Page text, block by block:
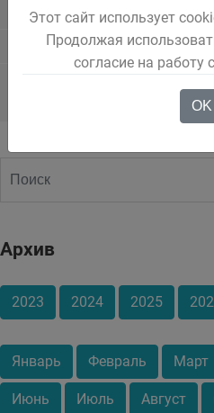
моногородов"
Имущественная поддержка
Архив
2023 2024 2025
Январь Февраль Март
Июнь Июль Август
Этот сайт использует
Продолжая
согласие на
OK